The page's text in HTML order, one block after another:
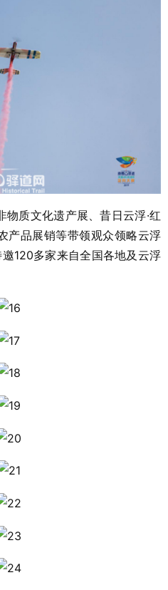
质文化遗产展、昔日云浮·红
产品展销等带领观众领略云浮
120多家来自全国各地及云浮